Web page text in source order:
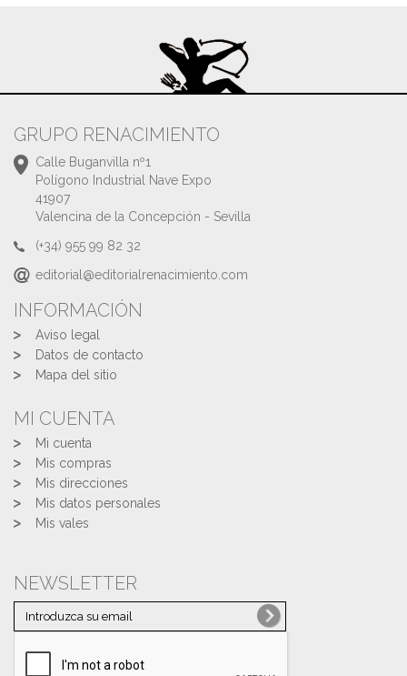
GRUPO RENACIMIENTO
Calle Buganvilla nº1
Polígono Industrial Nave Expo
41907
Valencina de la Concepción - Sevilla
(+34) 955 99 82 32
editorial@editorialrenacimiento.com
INFORMACIÓN
Aviso legal
Datos de contacto
Mapa del sitio
MI CUENTA
Mi cuenta
Mis compras
Mis direcciones
Mis datos personales
Mis vales
NEWSLETTER